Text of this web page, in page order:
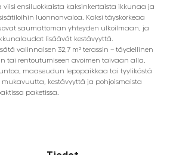
ensiluokkaista kaksinkertaista ikkunaa ja
luonnonvaloa. Kaksi täyskorkeaa
saumattoman yhteyden ulkoilmaan, ja
lisäävät kestävyyttä.
valinnaisen 32,7 m² terassin – täydellinen
tai rentoutumiseen avoimen taivaan alla.
maaseudun lepopaikkaa tai tyylikästä
kestävyyttä ja pohjoismaista
paketissa.